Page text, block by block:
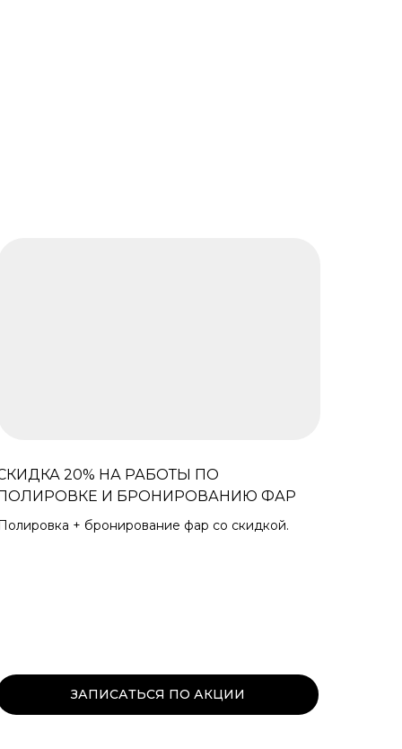
ЗАПИСАТЬСЯ ПО АКЦИИ
20% НА РАБОТЫ ПО
ПОЛИРОВКЕ И БРОНИРОВАНИЮ ФАР
Полировка + бронирование фар со скидкой.